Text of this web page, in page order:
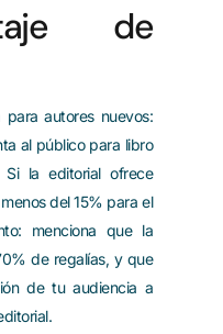
de
para autores nuevos:
al público para libro
Si la editorial ofrece
del 15% para el
menciona que la
de regalías, y que
de tu audiencia a